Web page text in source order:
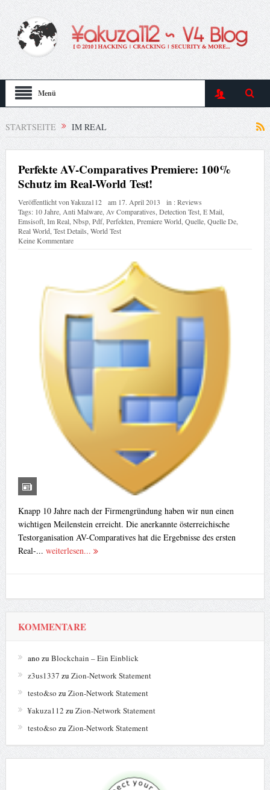
Menü
STARTSEITE IM REAL
Perfekte AV-Comparatives Premiere: 100%
Schutz im Real-World Test!
Veröffentlicht von¥akuza112 am 17. April 2013 in :Reviews
Tags: 10 Jahre, Anti Malware, Av Comparatives Detection Test, E Mail,
Emsisoft, Im Real, Nbsp, Pdf, Perfekten Premiere World, Quelle, Quelle De,
Real World, Test Details World Test
Keine Kommentare
Knapp 10 Jahre nach der Firmengründung haben wir nun einen
wichtigen Meilenstein erreicht. Die anerkannte österreichische
Testorganisation AV-Comparatives hat die Ergebnisse des ersten
Real-... weiterlesen...
KOMMENTARE
ano zu Blockchain – Ein Einblick
z3us1337 zu Zion-Network Statement
testo&so zu Zion-Network Statement
¥akuza112 zu Zion-Network Statement
testo&so zu Zion-Network Statement